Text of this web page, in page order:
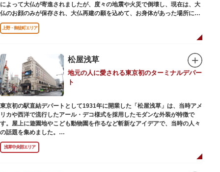
によって大仏が寄進されましたが、度々の地震や火災で倒壊し、現在は、大
仏のお顔のみが保存され、大仏再建の願を込めて、お身体があった場所にパ
ゴダが建てられました。
上野・御徒町エリア
松屋浅草
地元の人に愛される東京初のターミナルデパー
ト
東京初の駅直結デパートとして1931年に開業した「松屋浅草」は、当時アメ
リカや西洋で流行したアール・デコ様式を採用したモダンな外装が特徴で
す。屋上に遊園地やこども動物園を作るなど斬新なアイデアで、当時の人々
の話題を集めました。
現在は、B1階から地上3階までが松屋浅草の売り場。2012年のリニューアル
で建設当時のシンボル・大時計も復活し、昭和の面影を残す百貨店は今でも
人々に親しまれています。地上1階は 浅草らしい下町銘菓をはじめ、全国か
浅草中央部エリア